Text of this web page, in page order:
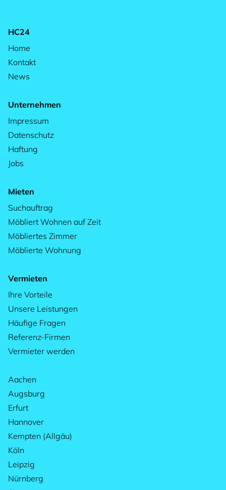
HC24
Home
Kontakt
News
Unternehmen
Impressum
Datenschutz
Haftung
Jobs
Mieten
Suchauftrag
Möbliert Wohnen auf Zeit
Möbliertes Zimmer
Möblierte Wohnung
Vermieten
Ihre Vorteile
Unsere Leistungen
Häufige Fragen
Referenz-Firmen
Vermieter werden
Aachen
Augsburg
Erfurt
Hannover
Kempten (Allgäu)
Köln
Leipzig
Nürnberg